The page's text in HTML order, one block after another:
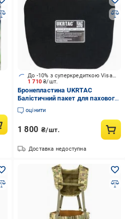
1 710₴/шт.
До -10% з суперкредиткою Visa Вигода
Бронепластина UKRTAC
Балістичний пакет для пахового
захисту, 1 клас ДСТУ
оцінити
1 800 ₴/шт.
Доставка недоступна